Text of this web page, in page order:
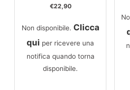
€22,90
Non disponibile. Clicca
qui per ricevere una
notifica quando torna
disponibile.